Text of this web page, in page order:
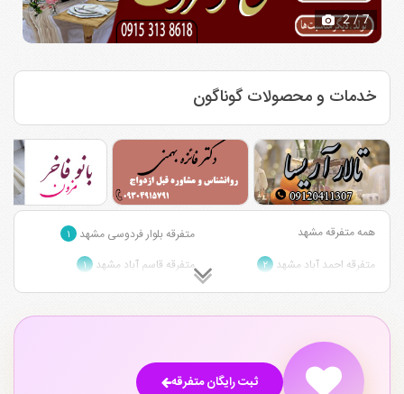
2/ 7
خدمات و محصولات گوناگون
همه متفرقه مشهد متفرقه بلوار فردوسی مشهد ۱
متفرقه احمد آباد مشهد ۲ متفرقه قاسم آباد مشهد ۱
متفرقه وکیل آباد مشهد ۲ متفرقه بلوار سجاد مشهد ۱
ثبت رایگان متفرقه